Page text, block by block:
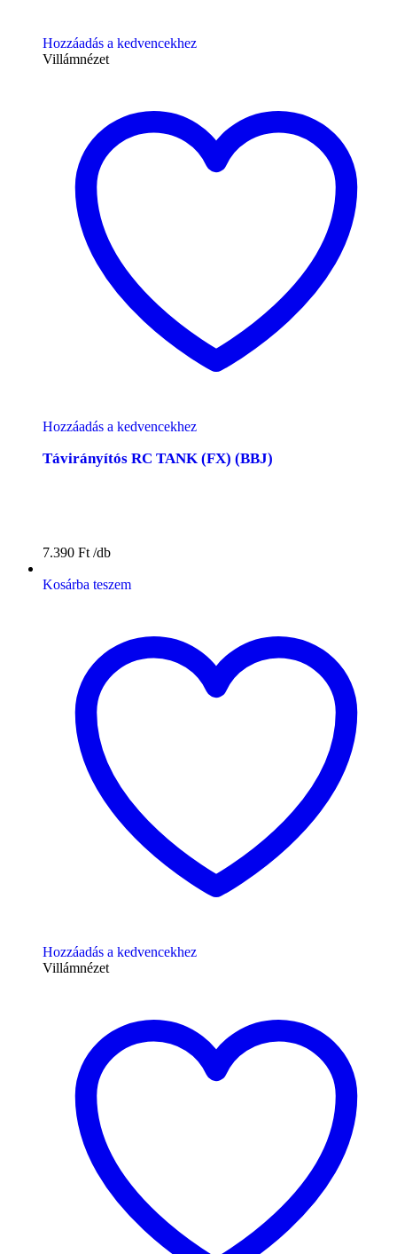
Hozzáadás a kedvencekhez
Villámnézet
Hozzáadás a kedvencekhez
Távirányítós RC TANK (FX) (BBJ)
7.390 Ft
Kosárba teszem
Hozzáadás a kedvencekhez
Villámnézet